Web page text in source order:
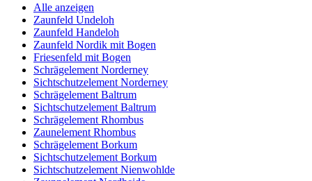
Alle anzeigen
Zaunfeld Undeloh
Zaunfeld Handeloh
Zaunfeld Nordik mit Bogen
Friesenfeld mit Bogen
Schrägelement Norderney
Sichtschutzelement Norderney
Schrägelement Baltrum
Sichtschutzelement Baltrum
Schrägelement Rhombus
Zaunelement Rhombus
Schrägelement Borkum
Sichtschutzelement Borkum
Sichtschutzelement Nienwohlde